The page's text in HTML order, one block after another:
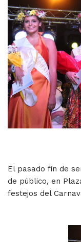
El pasado fin de
de público, en
festejos del